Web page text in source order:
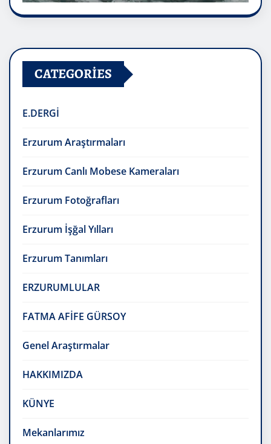
CATEGORIES
E.DERGİ
Erzurum Araştırmaları
Erzurum Canlı Mobese Kameraları
Erzurum Fotoğrafları
Erzurum İşğal Yılları
Erzurum Tanımları
ERZURUMLULAR
FATMA AFİFE GÜRSOY
Genel Araştırmalar
HAKKIMIZDA
KÜNYE
Mekanlarımız